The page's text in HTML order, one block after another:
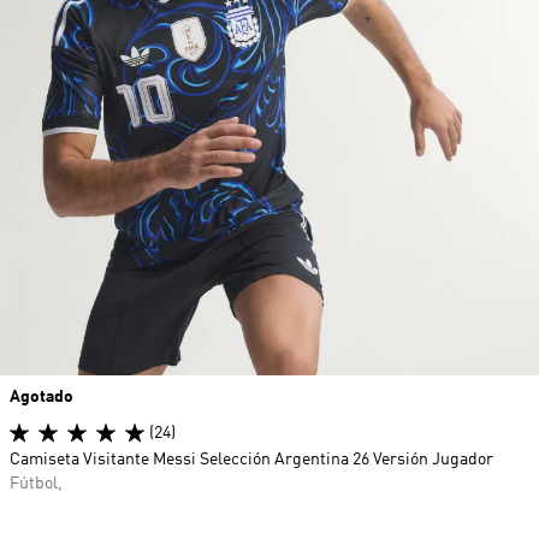
Agotado
(24)
Camiseta Visitante Messi Selección Argentina 26 Versión Jugador
Fútbol,